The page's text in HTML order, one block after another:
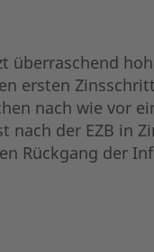
überraschend
ersten
nach wie vor
nach der EZB in
Rückgang der